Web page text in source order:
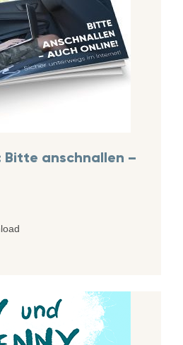
Bitte anschnallen –